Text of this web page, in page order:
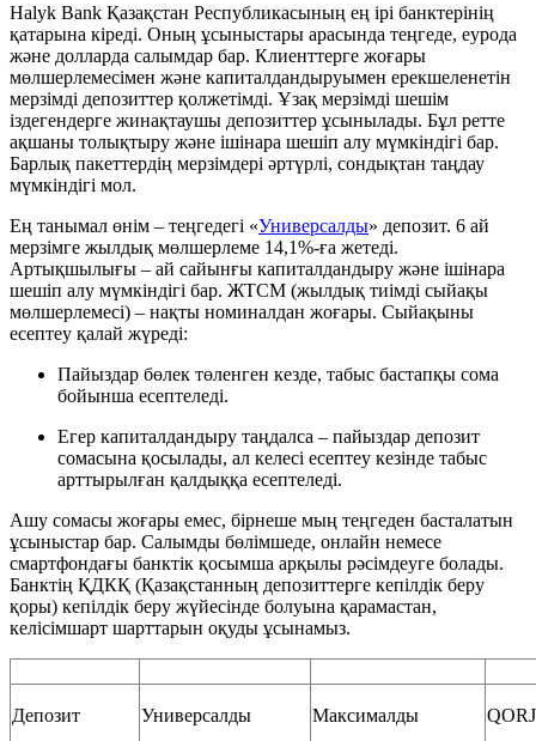
Halyk Bank Қазақстан Республикасының ең ірі банктерінің
қатарына кіреді. Оның ұсыныстары арасында теңгеде, еурода
және долларда салымдар бар. Клиенттерге жоғары
мөлшерлемесімен және капиталдандыруымен ерекшеленетін
мерзімді депозиттер қолжетімді. Ұзақ мерзімді шешім
іздегендерге жинақтаушы депозиттер ұсынылады. Бұл ретте
ақшаны толықтыру және ішінара шешіп алу мүмкіндігі бар.
Барлық пакеттердің мерзімдері әртүрлі, сондықтан таңдау
мүмкіндігі мол.
Ең танымал өнім – теңгедегі «Универсалды» депозит. 6 ай
мерзімге жылдық мөлшерлеме 14,1%-ға жетеді.
Артықшылығы – ай сайынғы капиталдандыру және ішінара
шешіп алу мүмкіндігі бар. ЖТСМ (жылдық тиімді сыйақы
мөлшерлемесі) – нақты номиналдан жоғары. Сыйақыны
есептеу қалай жүреді:
Пайыздар бөлек төленген кезде, табыс бастапқы сома
бойынша есептеледі.
Егер капиталдандыру таңдалса – пайыздар депозит
сомасына қосылады, ал келесі есептеу кезінде табыс
арттырылған қалдыққа есептеледі.
Ашу сомасы жоғары емес, бірнеше мың теңгеден басталатын
ұсыныстар бар. Салымды бөлімшеде, онлайн немесе
смартфондағы банктік қосымша арқылы рәсімдеуге болады.
Банктің ҚДКҚ (Қазақстанның депозиттерге кепілдік беру
қоры) кепілдік беру жүйесінде болуына қарамастан,
келісімшарт шарттарын оқуды ұсынамыз.
Депозит Универсалды Максималды